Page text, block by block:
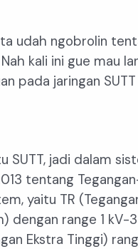
udah ngobrolin
kali ini gue mau
pada jaringan
SUTT, jadi dalam
tentang
yaitu TR
dengan range 1
Ekstra Tinggi)